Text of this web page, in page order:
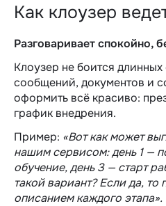
Как клоузер
Разговаривает спокойно,
Клоузер не боится
сообщений, документов и
оформить всё красиво:
график внедрения.
Пример: «Вот как может
нашим сервисом: день 1 —
обучение, день 3 — старт
такой вариант? Если да,
описанием каждого этапа».